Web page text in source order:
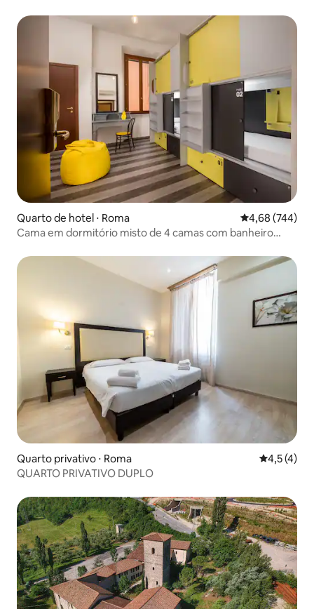
Quarto de hotel ⋅ Roma 4,68 de uma
4,68 (744)
Cama em dormitório misto de 4 camas com banheiro
Quarto privativo ⋅ Roma 4,5 de
4,5 (4)
QUARTO PRIVATIVO DUPLO